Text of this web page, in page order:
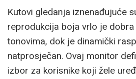
Kutovi gledanja iznenađujuće
reprodukcija boja vrlo je
tonovima, dok je dinamički
natprosječan. Ovaj monitor
izbor za korisnike koji žele